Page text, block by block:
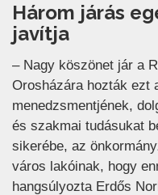
Három járás
javítja
– Nagy köszönet jár a
Orosházára hozták ezt
menedzsmentjének,
és szakmai tudásukat
sikerébe, az
város lakóinak, hogy
hangsúlyozta Erdős